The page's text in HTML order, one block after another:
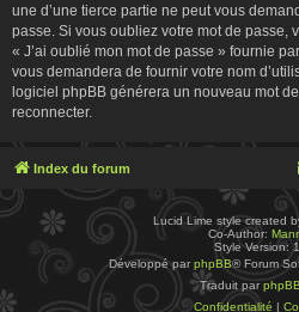
une d’une tierce partie ne peut vous
passe. Si vous oubliez votre mot de passe,
« J’ai oublié mon mot de passe » fournie
vous demandera de fournir votre nom
logiciel phpBB générera un nouveau mot
reconnecter.
Index du forum
Lucid Lime style created
Co-Author:
Style Version:
Développé par phpBB® Forum
Traduit par
Confidentialité |